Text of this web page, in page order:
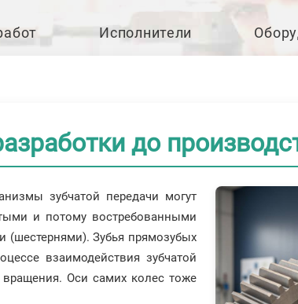
Исполнители
до
зубчатой передачи могут
и потому востребованными
(шестернями). Зубья прямозубых
взаимодействия зубчатой
вращения. Оси самих колес тоже